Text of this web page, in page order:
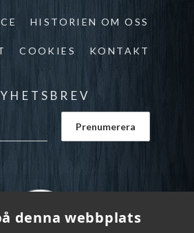
denna webbplats
HISTORIEN OM OSS
COOKIES KONTAKT